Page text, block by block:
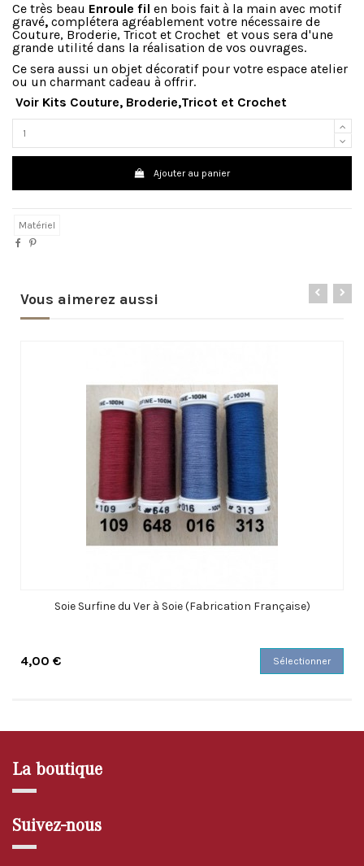
Ce très beau Enroule fil en bois fait à la main avec motif
gravé, complétera agréablement votre nécessaire de
Couture, Broderie, Tricot et Crochet et vous sera d'une
grande utilité dans la réalisation de vos ouvrages.
Ce sera aussi un objet décoratif pour votre espace atelier
ou un charmant cadeau à offrir.
Voir Kits Couture, Broderie,Tricot et Crochet
Ajouter au panier
Matériel
Vous aimerez aussi
Soie Surfine du Ver à Soie (Fabrication Française)
4,00 € Sélectionner
La boutique
Suivez-nous